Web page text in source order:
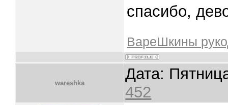
спасибо,
ВареШкины
wareshka
Дата:
452